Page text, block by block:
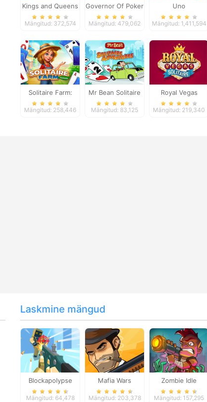
Kings and Queens
Solitaire Tripeaks
Mängitud: 372,574
Governor Of Poker
2
Mängitud: 479,062
Uno
Mängitud: 1,411,594
Solitaire Farm:
Seasons
Mängitud: 258,446
Mr Bean Solitaire
Adventures
Mängitud: 83,125
Royal Vegas
Solitaire
Mängitud: 219,340
Laskmine mängud
Blockapolypse
Zombie Shooter
Mängitud: 64,478
Mafia Wars
Mängitud: 203,378
Zombie Idle
Defense Online
Mängitud: 157,295